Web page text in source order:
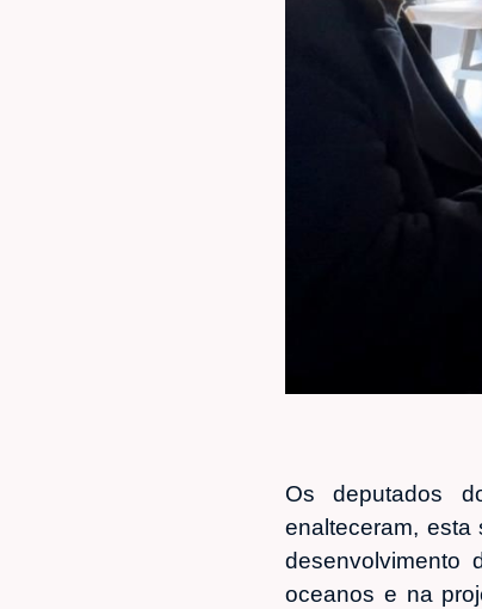
Os deputados
enalteceram, esta
desenvolvimento
oceanos e na